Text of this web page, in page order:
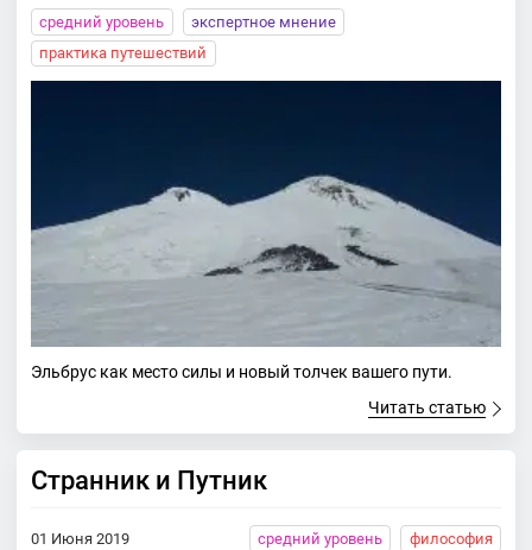
средний уровень
экспертное мнение
практика путешествий
Эльбрус как место силы и новый толчек вашего пути.
Читать статью
Странник и Путник
01 Июня 2019 средний уровень философия